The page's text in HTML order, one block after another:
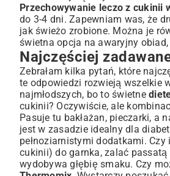
Przechowywanie leczo z cukinii
do 3-4 dni. Zapewniam was, że
jak świeżo zrobione. Można je
świetna opcja na awaryjny
Najczęściej
Zebrałam kilka pytań, które
te odpowiedzi rozwieją wszelkie
najmłodszych, bo to świetne
cukinii? Oczywiście, ale
Pasuje tu bakłażan, pieczarki, a
jest w zasadzie idealny dla
pełnoziarnistymi dodatkami.
cukinii) do garnka, zalać
wydobywa głębię smaku. Czy